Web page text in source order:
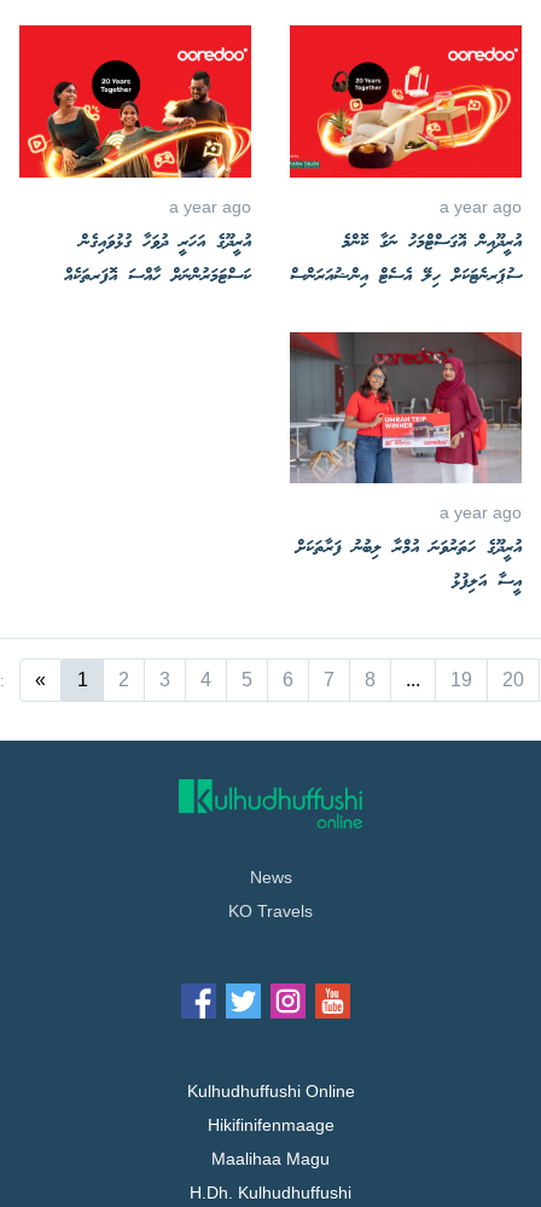
a year ago
އުރީދޫއިން އޮގަސްޓްމަހު ނަގާ ކޮންމެ
ސުޕަރނެޓަކަށް ހިލޭ އެސެޓް އިންޝުއަރަންސް
a year ago
އުރީދޫގެ އަހަރީ ދުވަހާ ގުޅުވައިގެން
ކަސްޓަމަރުންނަށް ހާއްސަ އޮފަރތަކެއް
a year ago
އުރީދޫގެ ހަތަރުވަނަ އުމްރާ ލިބުނު ފަރާތަކަށް
އީސާ އަލިފުޅު
« 1 2 3 4 5 6 7 8 ... 19 20
News
KO Travels
Kulhudhuffushi Online
Hikifinifenmaage
Maalihaa Magu
H.Dh. Kulhudhuffushi